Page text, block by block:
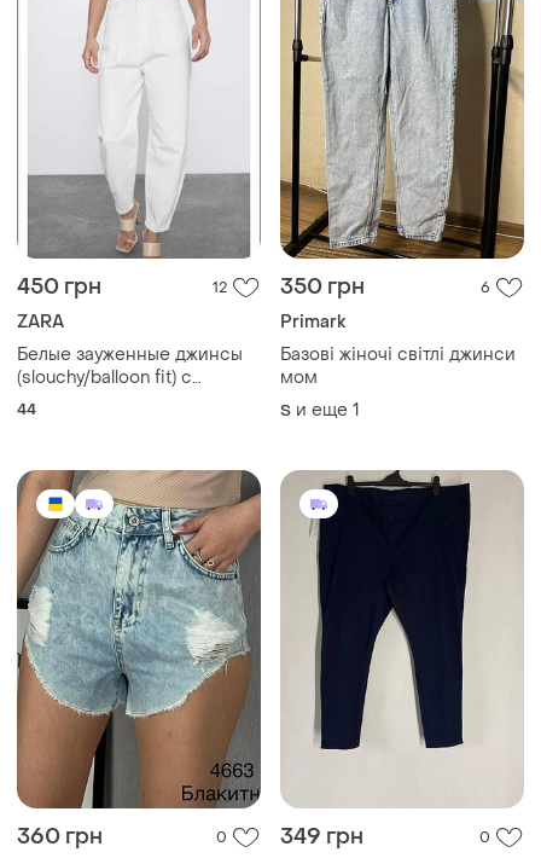
450 грн 12
ZARA
Белые зауженные джинсы
(slouchy/balloon fit) с
высокой посадкой и
44
350 грн 6
Primark
Базові жіночі світлі джинси
мом
S и еще 1
360 грн 0 349 грн 0